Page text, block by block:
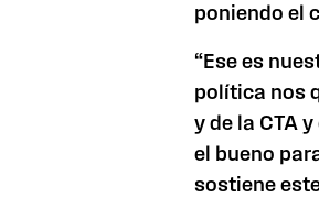
poniendo el
“Ese es
política nos
y de la CTA y
el bueno
sostiene